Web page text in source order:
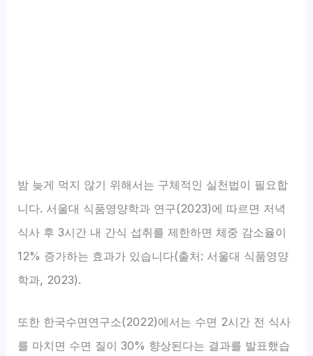
밤 늦게 먹지 않기 위해서는 구체적인 실천법이 필요합
니다. 서울대 식품영양학과 연구(2023)에 따르면 저녁
식사 후 3시간 내 간식 섭취를 제한하면 체중 감소율이
12% 증가하는 효과가 있습니다(출처: 서울대 식품영양
학과, 2023).
또한 한국수면연구소(2022)에서는 수면 2시간 전 식사
를 마치면 수면 질이 30% 향상된다는 결과를 발표했습